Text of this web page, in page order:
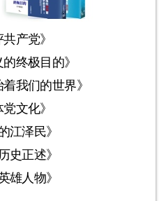
共产党》
的终极目的》
着我们的世界》
党文化》
江泽民》
史正述》
雄人物》